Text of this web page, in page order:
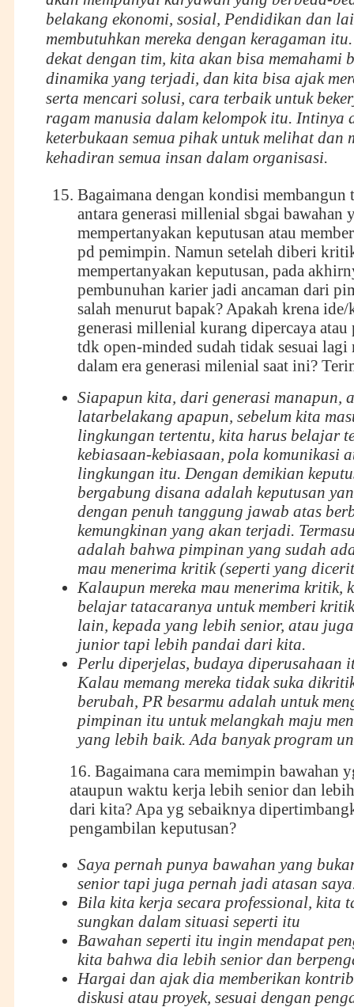
belakang ekonomi, sosial, Pendidikan dan
membutuhkan mereka dengan keragaman
dekat dengan tim, kita akan bisa memahami
dinamika yang terjadi, dan kita bisa ajak
serta mencari solusi, cara terbaik untuk
ragam manusia dalam kelompok itu. Intinya
keterbukaan semua pihak untuk melihat dan
kehadiran semua insan dalam organisasi.
Bagaimana dengan kondisi membangun
antara generasi millenial sbgai bawahan
mempertanyakan keputusan atau
pd pemimpin. Namun setelah diberi
mempertanyakan keputusan, pada
pembunuhan karier jadi ancaman dari
salah menurut bapak? Apakah krena
generasi millenial kurang dipercaya
tdk open-minded sudah tidak sesuai lagi
dalam era generasi milenial saat ini?
Siapapun kita, dari generasi manapun,
latarbelakang apapun, sebelum kita
lingkungan tertentu, kita harus belajar
kebiasaan-kebiasaan, pola komunikasi
lingkungan itu. Dengan demikian
bergabung disana adalah keputusan
dengan penuh tanggung jawab atas
kemungkinan yang akan terjadi.
adalah bahwa pimpinan yang sudah
mau menerima kritik (seperti yang
Kalaupun mereka mau menerima kritik,
belajar tatacaranya untuk memberi
lain, kepada yang lebih senior, atau
junior tapi lebih pandai dari kita.
Perlu diperjelas, budaya diperusahaan
Kalau memang mereka tidak suka
berubah, PR besarmu adalah untuk
pimpinan itu untuk melangkah maju
yang lebih baik. Ada banyak program
16. Bagaimana cara memimpin bawahan
ataupun waktu kerja lebih senior dan
dari kita? Apa yg sebaiknya
pengambilan keputusan?
Saya pernah punya bawahan yang
senior tapi juga pernah jadi atasan
Bila kita kerja secara professional, kita
sungkan dalam situasi seperti itu
Bawahan seperti itu ingin mendapat
kita bahwa dia lebih senior dan
Hargai dan ajak dia memberikan
diskusi atau proyek, sesuai dengan